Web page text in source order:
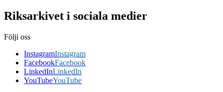
Riksarkivet i sociala medier
Följi oss
InstagramInstagram
FacebookFacebook
LinkedInLinkedIn
YouTubeYouTube